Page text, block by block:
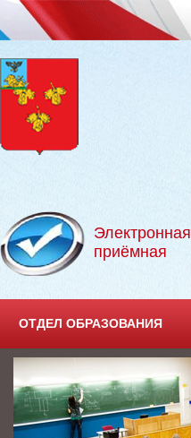
Электронная
приёмная
ОТДЕЛ ОБРАЗОВАНИЯ